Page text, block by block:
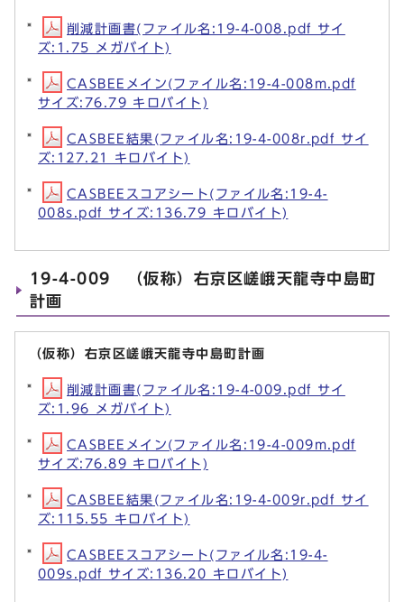
削減計画書(ファイル名:19-4-008.pdf サイ
ズ:1.75 メガバイト)
CASBEEメイン(ファイル名:19-4-008m.pdf
サイズ:76.79 キロバイト)
CASBEE結果(ファイル名:19-4-008r.pdf サイ
ズ:127.21 キロバイト)
CASBEEスコアシート(ファイル名:19-4-
008s.pdf サイズ:136.79 キロバイト)
19-4-009 （仮称）右京区嵯峨天龍寺中島町
計画
（仮称）右京区嵯峨天龍寺中島町計画
削減計画書(ファイル名:19-4-009.pdf サイ
ズ:1.96 メガバイト)
CASBEEメイン(ファイル名:19-4-009m.pdf
サイズ:76.89 キロバイト)
CASBEE結果(ファイル名:19-4-009r.pdf サイ
ズ:115.55 キロバイト)
CASBEEスコアシート(ファイル名:19-4-
009s.pdf サイズ:136.20 キロバイト)